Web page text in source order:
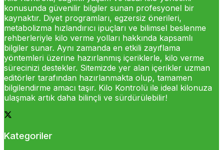
konusunda güvenilir bilgiler sunan profesyonel bir
kaynaktır. Diyet programları, egzersiz önerileri,
metabolizma hızlandırıcı ipuçları ve bilimsel beslenme
rehberleriyle kilo verme yolları hakkında kapsamlı
bilgiler sunar. Aynı zamanda en etkili zayıflama
yöntemleri üzerine hazırlanmış içeriklerle, kilo verme
sürecinizi destekler. Sitemizde yer alan içerikler uzman
editörler tarafından hazırlanmakta olup, tamamen
bilgilendirme amacı taşır. Kilo Kontrolü ile ideal kilonuza
ulaşmak artık daha bilinçli ve sürdürülebilir!
Kategoriler